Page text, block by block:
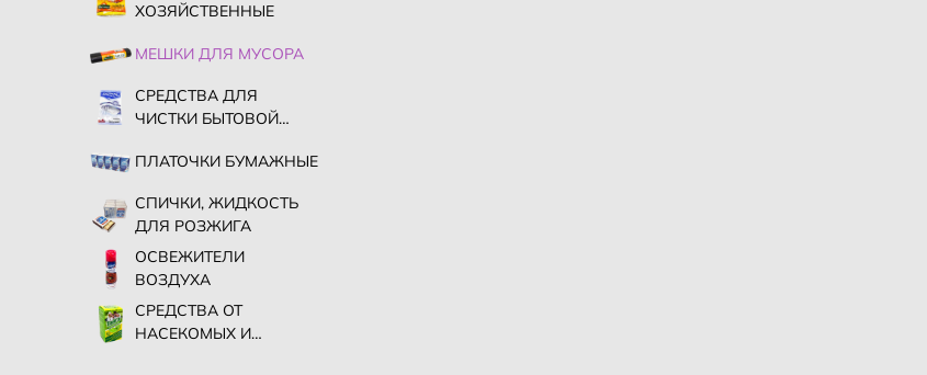
ХОЗЯЙСТВЕННЫЕ
МЕШКИ ДЛЯ МУСОРА
СРЕДСТВА ДЛЯ
ЧИСТКИ БЫТОВОЙ
ПЛАТОЧКИ БУМАЖНЫЕ
СПИЧКИ, ЖИДКОСТЬ
ДЛЯ РОЗЖИГА
ОСВЕЖИТЕЛИ
ВОЗДУХА
СРЕДСТВА ОТ
НАСЕКОМЫХ И